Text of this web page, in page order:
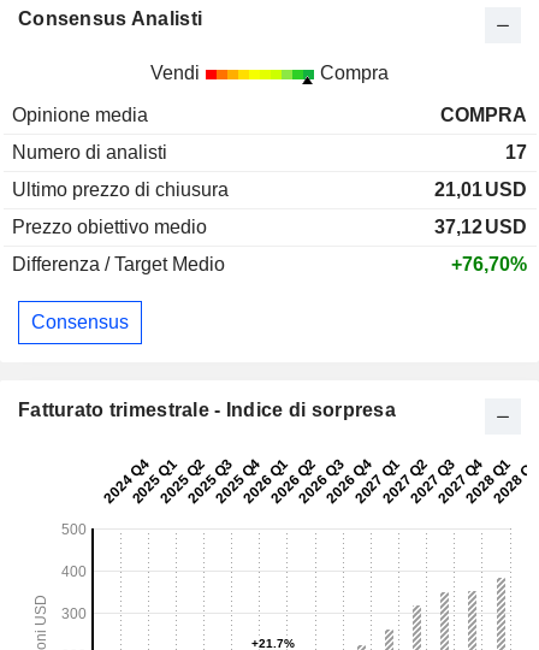
Consensus Analisti
Vendi Compra
Opinione media
COMPRA
Numero di analisti
17
Ultimo prezzo di chiusura
21,01USD
Prezzo obiettivo medio
37,12USD
Differenza / Target Medio
+76,70%
Consensus
Fatturato trimestrale - Indice di sorpresa